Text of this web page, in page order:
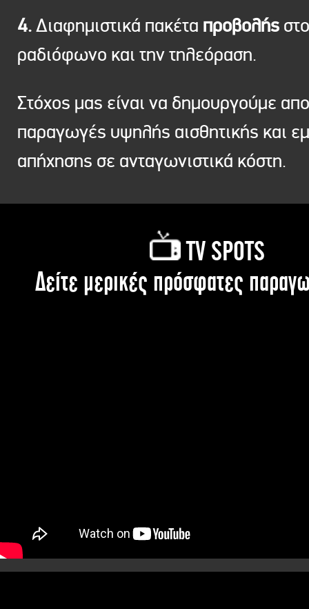
4.Διαφημιστικά πακέτα προβολής στο
ραδιόφωνο και την τηλεόραση.
Στόχος μας είναι να δημουργούμε
παραγωγές υψηλής αισθητικής και
απήχησης σε ανταγωνιστικά κόστη.
TV SPOTS
Δείτε μερικές πρόσφατες